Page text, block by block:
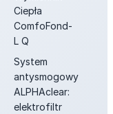
Ciepła
ComfoFond-
L Q
System
antysmogowy
ALPHAclear:
elektrofiltr